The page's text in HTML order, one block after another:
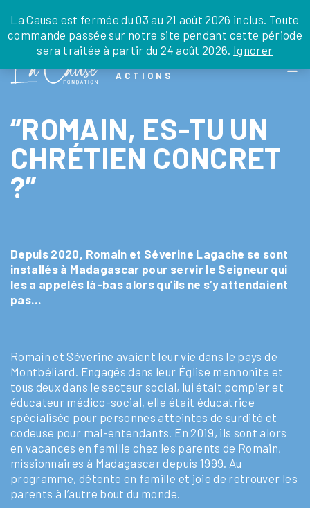
to
the
La Cause est fermée du 03 au 21 août 2026 inclus. Toute
commande passée sur notre site pendant cette période
sera traitée à partir du 24 août 2026. Ignorer
JE DONNE JE PARRAINE NOUS SOUTENIR
DEPUIS LA FRANCE
DEPUIS L’INTERNATIONAL
EN TANT QU’ORGANISATION
0 ARTICLE
ACTIONS
“ROMAIN, ES-TU UN
CHRÉTIEN CONCRET
?”
Depuis 2020, Romain et Séverine Lagache se sont
installés à Madagascar pour servir le Seigneur qui
les a appelés là-bas alors qu’ils ne s’y attendaient
pas…
Romain et Séverine avaient leur vie dans le pays de
Montbéliard. Engagés dans leur Église mennonite et
tous deux dans le secteur social, lui était pompier et
éducateur médico-social, elle était éducatrice
spécialisée pour personnes atteintes de surdité et
codeuse pour mal-entendants. En 2019, ils sont alors
en vacances en famille chez les parents de Romain,
missionnaires à Madagascar depuis 1999. Au
programme, détente en famille et joie de retrouver les
parents à l’autre bout du monde.